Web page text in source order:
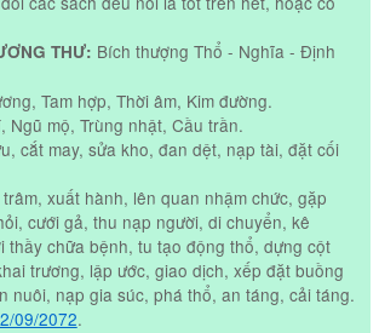
THƯ: Bích thượng Thổ - Nghĩa - Định
Tam hợp, Thời âm, Kim đường.
Ngũ mộ, Trùng nhật, Cầu trần.
cắt may, sửa kho, đan dệt, nạp tài, đặt cối
xuất hành, lên quan nhậm chức, gặp
cưới gả, thu nạp người, di chuyển, kê
thầy chữa bệnh, tu tạo động thổ, dựng cột
trương, lập ước, giao dịch, xếp đặt buồng
nuôi, nạp gia súc, phá thổ, an táng, cải táng.
09/2072.